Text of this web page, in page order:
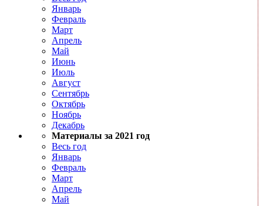
Январь
Февраль
Март
Апрель
Май
Июнь
Июль
Август
Сентябрь
Октябрь
Ноябрь
Декабрь
Материалы за 2021 год
Весь год
Январь
Февраль
Март
Апрель
Май